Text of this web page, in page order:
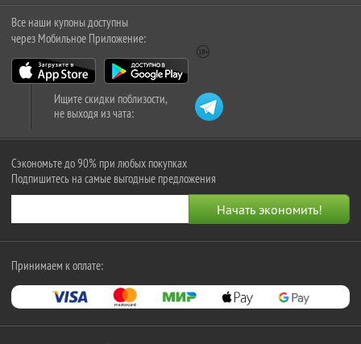
Все наши купоны доступны
через Мобильное Приложение:
Ищите скидки поблизости,
не выходя из чата:
Сэкономьте до 90% при любых покупках
Подпишитесь на самые выгодные предложения
Принимаем к оплате: